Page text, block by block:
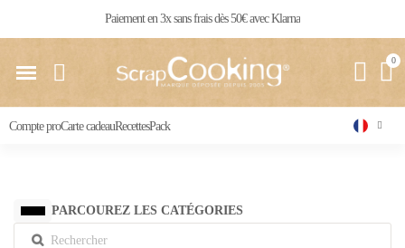
Livraison 24 / 48 h partout en France
Compte proCarte cadeauRecettesPack
PARCOUREZ LES CATÉGORIES